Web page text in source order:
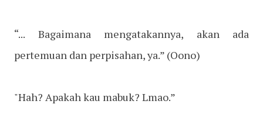
“... Bagaimana mengatakannya, akan ada
pertemuan dan perpisahan, ya.” (Oono)
"Hah? Apakah kau mabuk? Lmao.”